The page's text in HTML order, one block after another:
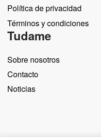
Política de privacidad
Términos y condiciones
Tudame
Sobre nosotros
Contacto
Noticias